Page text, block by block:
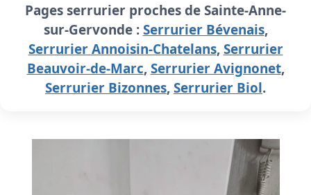
Pages serrurier proches de Sainte-Anne-
sur-Gervonde :Serrurier Bévenais,
Serrurier Annoisin-Chatelans, Serrurier
Beauvoir-de-Marc, Serrurier Avignonet,
Serrurier Bizonnes, Serrurier Biol.